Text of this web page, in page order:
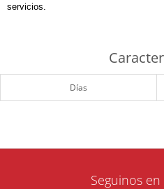
servicios.
Días
Seguinos